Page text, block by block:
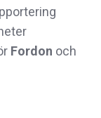
Fordon och